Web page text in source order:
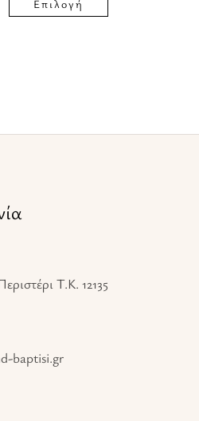
Επιλογή
T.K. 12135
baptisi.gr